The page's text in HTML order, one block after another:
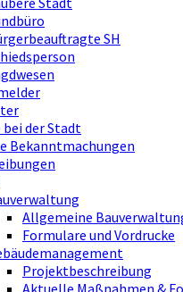
SH
der Stadt
Bekanntmachungen
Allgemeine
Formulare und Vordrucke
Projektbeschreibung
Aktuelle Maßnahmen &